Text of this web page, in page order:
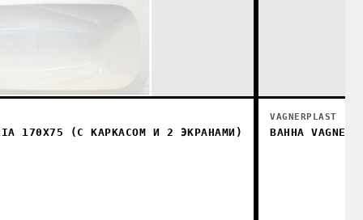
170Х75 (С КАРКАСОМ И 2 ЭКРАНАМИ)
VAGNERPLAST
ВАННА